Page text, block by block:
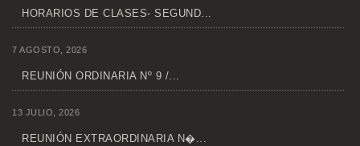
HORARIOS DE CLASES- SEGUND...
7 AGOSTO, 2026
REUNIÓN ORDINARIA Nº 9 /...
13 JULIO, 2026
REUNIÓN EXTRAORDINARIA N�...